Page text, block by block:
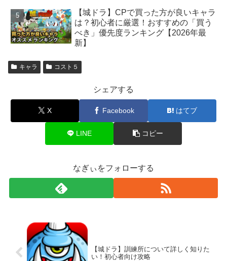
【城ドラ】CPで買った方が良いキャラ
は？初心者に厳選！おすすめの「買う
べき」優先度ランキング【2026年最
新】
キャラ コスト５
シェアする
X Facebook はてブ
LINE コピー
なぎぃをフォローする
【城ドラ】訓練所について詳しく知りた
い！初心者向け攻略